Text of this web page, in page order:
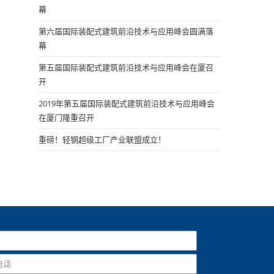
幕
第六届国际装配式建筑前沿技术与应用峰会圆满落
幕
第五届国际装配式建筑前沿技术与应用峰会在厦召
开
2019年第五届国际装配式建筑前沿技术与应用峰会
在厦门隆重召开
重磅！轻钢超级工厂产业联盟成立！